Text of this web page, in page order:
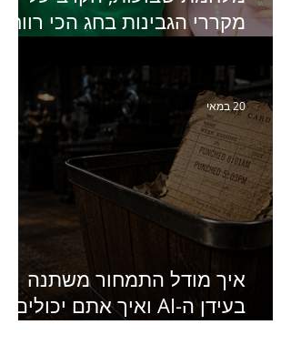
מקררי הגבינות בחג הכי רווחי
סמנכ״לית השיווק והמכירות
של מחלבות גד
איך מודל התמחור משתנה
בעידן ה-AI ואיך אתם יכולים
20 במאי